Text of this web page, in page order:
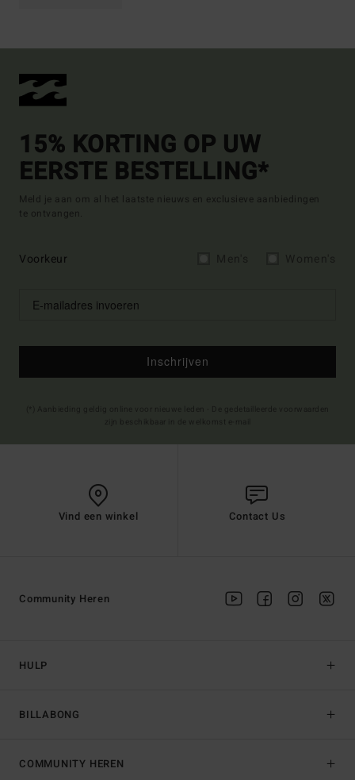
15% KORTING OP UW
EERSTE BESTELLING*
Meld je aan om al het laatste nieuws en exclusieve aanbiedingen
te ontvangen.
Voorkeur
Inschrijven
Vind een winkel Contact Us
HULP
BILLABONG
Community Heren
COMMUNITY HEREN